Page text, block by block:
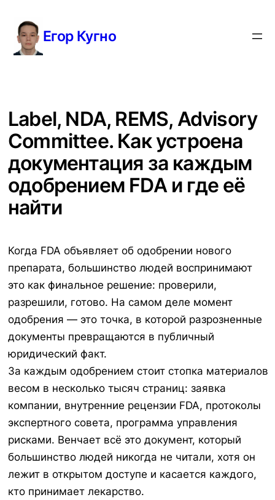
содержимому
Егор Кугно
Label, NDA, REMS, Advisory
Committee. Как устроена
документация за каждым
одобрением FDA и где её
найти
Когда FDA объявляет об одобрении нового
препарата, большинство людей воспринимают
это как финальное решение: проверили,
разрешили, готово. На самом деле момент
одобрения — это точка, в которой разрозненные
документы превращаются в публичный
юридический факт.
За каждым одобрением стоит стопка материалов
весом в несколько тысяч страниц: заявка
компании, внутренние рецензии FDA, протоколы
экспертного совета, программа управления
рисками. Венчает всё это документ, который
большинство людей никогда не читали, хотя он
лежит в открытом доступе и касается каждого,
кто принимает лекарство.